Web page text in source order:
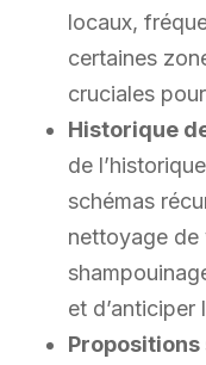
locaux,
certaines
cruciales
Historique
de
schémas
nettoyage de
et d’anticiper